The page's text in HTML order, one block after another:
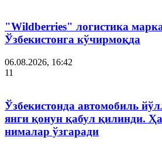
"Wildberries" логистика
Ўзбекистонга кўчирмоқда
06.08.2026, 16:42
11
Ўзбекистонда автомобиль
янги қонун қабул қилинди.
нималар ўзгаради